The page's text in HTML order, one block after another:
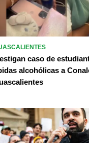
caso de
alcohólicas a